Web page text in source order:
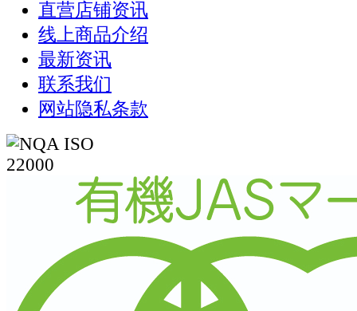
直营店铺资讯
线上商品介绍
最新资讯
联系我们
网站隐私条款